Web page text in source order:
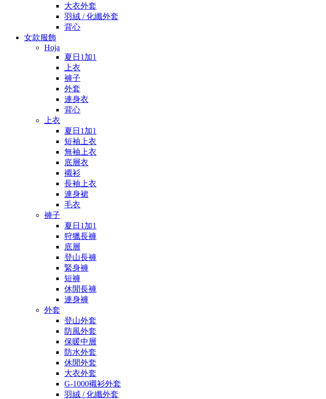
大衣外套
羽絨 / 化纖外套
背心
女款服飾
Hoja
夏日1加1
上衣
褲子
外套
連身衣
背心
上衣
夏日1加1
短袖上衣
無袖上衣
底層衣
襯衫
長袖上衣
連身裙
毛衣
褲子
夏日1加1
狩獵長褲
底層
登山長褲
緊身褲
短褲
休閒長褲
連身褲
外套
登山外套
防風外套
保暖中層
防水外套
休閒外套
大衣外套
G-1000襯衫外套
羽絨 / 化纖外套